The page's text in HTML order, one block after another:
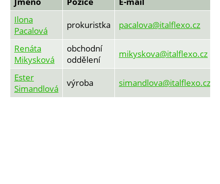
Ilona
Pacalová
prokuristka pacalova@italflexo.cz
Renáta
Mikysková
obchodní
oddělení
mikyskova@italflexo.cz
Ester
Simandlová
výroba simandlova@italflexo.cz